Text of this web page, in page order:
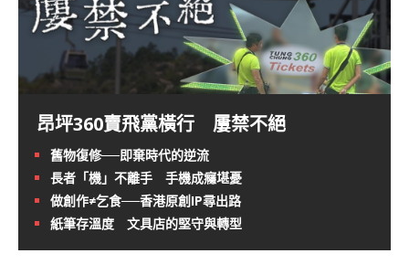
昂坪360賣飛黨橫行 屢禁不絕
舊物復修──即棄時代的逆流
長者「機」不離手 手機成癮堪憂
做創作≠乞食──香港原創IP尋出路
紙筆存溫度 文具店的堅守與轉型